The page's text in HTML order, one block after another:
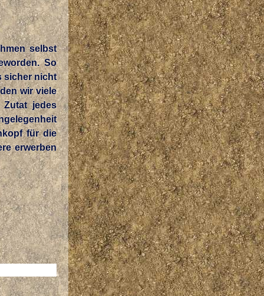
selbst
So
sicher nicht
wir viele
Zutat jedes
für die
erwerben